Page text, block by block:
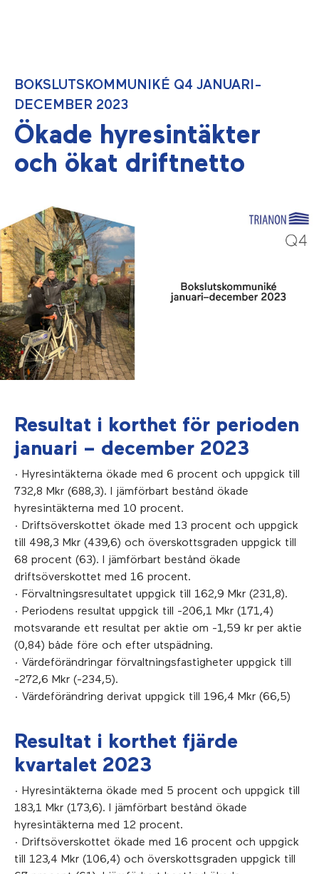
BOKSLUTSKOMMUNIKÉ Q4 JANUARI-
DECEMBER 2023
Ökade hyresintäkter
och ökat driftnetto
Resultat i korthet för perioden
januari – december 2023
· Hyresintäkterna ökade med 6 procent och uppgick till
732,8 Mkr (688,3). I jämförbart bestånd ökade
hyresintäkterna med 10 procent.
· Driftsöverskottet ökade med 13 procent och uppgick
till 498,3 Mkr (439,6) och överskottsgraden uppgick till
68 procent (63). I jämförbart bestånd ökade
driftsöverskottet med 16 procent.
· Förvaltningsresultatet uppgick till 162,9 Mkr (231,8).
· Periodens resultat uppgick till -206,1 Mkr (171,4)
motsvarande ett resultat per aktie om -1,59 kr per aktie
(0,84) både före och efter utspädning.
· Värdeförändringar förvaltningsfastigheter uppgick till
-272,6 Mkr (-234,5).
· Värdeförändring derivat uppgick till 196,4 Mkr (66,5)
Resultat i korthet fjärde
kvartalet 2023
· Hyresintäkterna ökade med 5 procent och uppgick till
183,1 Mkr (173,6). I jämförbart bestånd ökade
hyresintäkterna med 12 procent.
· Driftsöverskottet ökade med 16 procent och uppgick
till 123,4 Mkr (106,4) och överskottsgraden uppgick till